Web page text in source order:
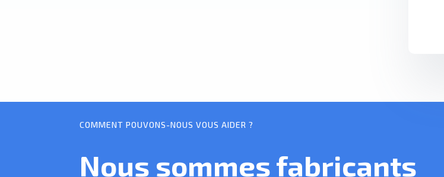
COMMENT POUVONS-NOUS VOUS AIDER ?
Nous sommes fabricants